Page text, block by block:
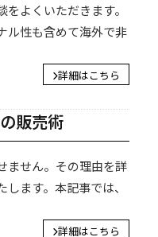
よくいただきます。
ル性も含めて海外で非
詳細はこちら
販売術
ません。その理由を詳
ます。本記事では、
詳細はこちら
い